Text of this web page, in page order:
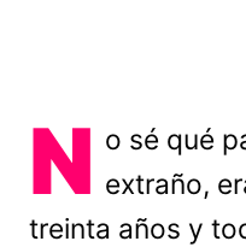
N o sé qué
extraño,
treinta años y